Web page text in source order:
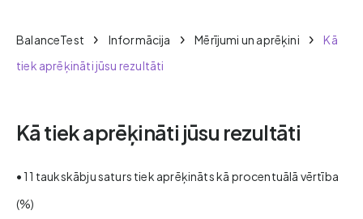
BalanceTest Informācija Mērījumi un aprēķini
Kā
tiek aprēķināti jūsu rezultāti
Kā tiek aprēķināti jūsu rezultāti
• 11 taukskābju saturs tiek aprēķināts kā procentuālā vērtība
(%)